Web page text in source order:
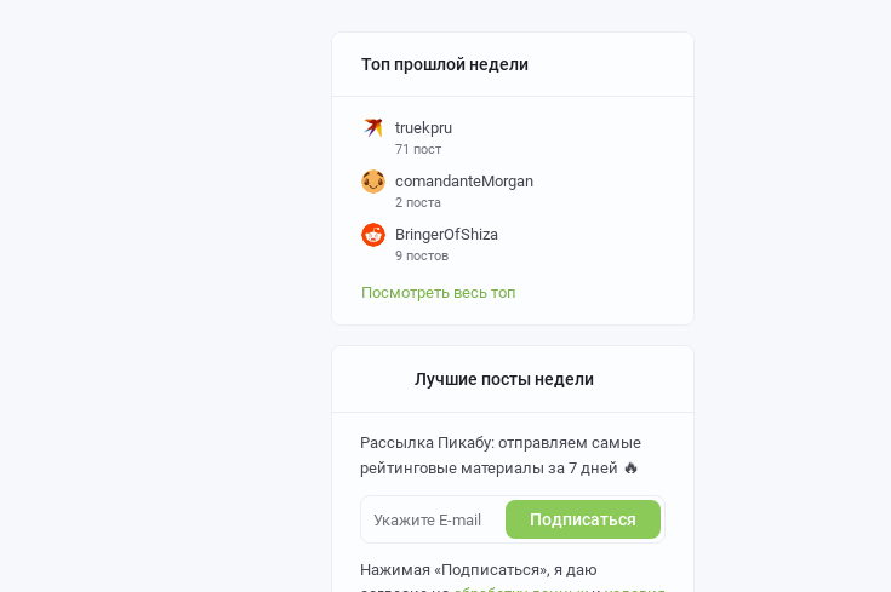
Топ прошлой недели
truekpru
71 пост
comandanteMorgan
2 поста
BringerOfShiza
9 постов
Посмотреть весь топ
Лучшие посты недели
Рассылка Пикабу: отправляем самые
рейтинговые материалы за 7 дней 🔥
Подписаться
Нажимая «Подписаться», я даю